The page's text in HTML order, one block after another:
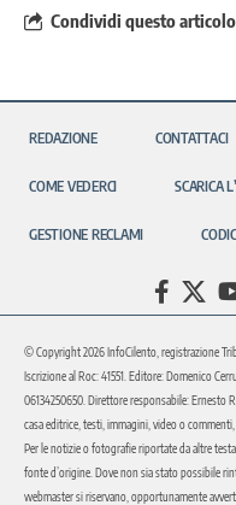
Condividi questo articolo
REDAZIONE CONTATTACI
COME VEDERCI SCARICA
GESTIONE RECLAMI
© Copyright 2026 InfoCilento, registrazione
Iscrizione al Roc: 41551. Editore: Domenico
06134250650. Direttore responsabile:
casa editrice, testi, immagini, video o
Per le notizie o fotografie riportate da altre
fonte d’origine. Dove non sia stato possibile
webmaster si riservano, opportunamente